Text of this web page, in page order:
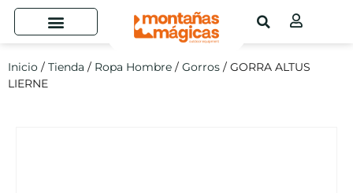
Inicio / Tienda / Ropa Hombre / Gorros / GORRA ALTUS
LIERNE